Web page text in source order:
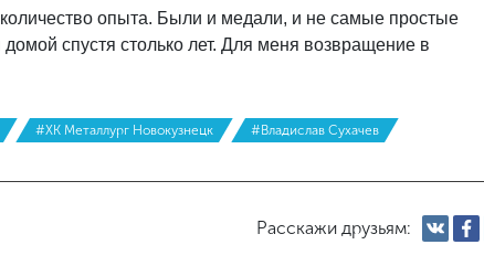
опыта. Были и медали, и не самые простые
спустя столько лет. Для меня возвращение в
#ХК Металлург Новокузнецк #Владислав Сухачев
Расскажи друзьям: